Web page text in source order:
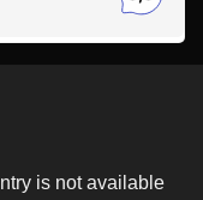
is not available